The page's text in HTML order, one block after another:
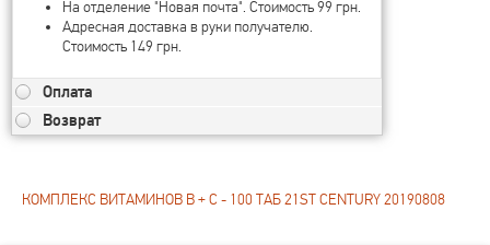
На отделение "Новая почта". Стоимость 99 грн.
Адресная доставка в руки получателю.
Стоимость 149 грн.
Оплата
Возврат
КОМПЛЕКС ВИТАМИНОВ B + С - 100 ТАБ 21ST CENTURY 20190808